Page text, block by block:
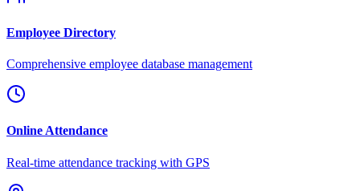
Employee Directory
Comprehensive employee database management
Online Attendance
Real-time attendance tracking with GPS